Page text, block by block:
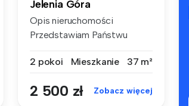
Jelenia Góra
Opis nieruchomości
Przedstawiam Państwu
2 pokoi
Mieszkanie 37 m²
2 500 zł Zobacz więcej